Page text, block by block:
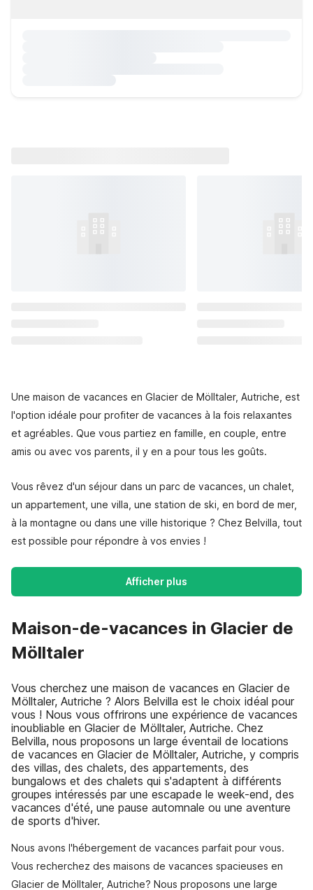
Une maison de vacances en Glacier de Mölltaler, Autriche, est
l'option idéale pour profiter de vacances à la fois relaxantes
et agréables. Que vous partiez en famille, en couple, entre
amis ou avec vos parents, il y en a pour tous les goûts.
Vous rêvez d'un séjour dans un parc de vacances, un chalet,
un appartement, une villa, une station de ski, en bord de mer,
à la montagne ou dans une ville historique ? Chez Belvilla, tout
est possible pour répondre à vos envies !
Afficher plus
Maison-de-vacances in Glacier de
Mölltaler
Vous cherchez une maison de vacances en Glacier de
Mölltaler, Autriche ? Alors Belvilla est le choix idéal pour
vous ! Nous vous offrirons une expérience de vacances
inoubliable en Glacier de Mölltaler, Autriche. Chez
Belvilla, nous proposons un large éventail de locations
de vacances en Glacier de Mölltaler, Autriche, y compris
des villas, des chalets, des appartements, des
bungalows et des chalets qui s'adaptent à différents
groupes intéressés par une escapade le week-end, des
vacances d'été, une pause automnale ou une aventure
de sports d'hiver.
Nous avons l'hébergement de vacances parfait pour vous.
Vous recherchez des maisons de vacances spacieuses en
Glacier de Mölltaler, Autriche? Nous proposons une large